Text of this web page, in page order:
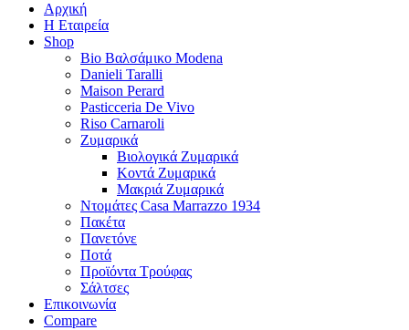
Αρχική
Η Εταιρεία
Shop
Bio Βαλσάμικο Modena
Danieli Taralli
Maison Perard
Pasticceria De Vivo
Riso Carnaroli
Ζυμαρικά
Βιολογικά Ζυμαρικά
Κοντά Ζυμαρικά
Μακριά Ζυμαρικά
Ντομάτες Casa Marrazzo 1934
Πακέτα
Πανετόνε
Ποτά
Προϊόντα Τρούφας
Σάλτσες
Επικοινωνία
Compare